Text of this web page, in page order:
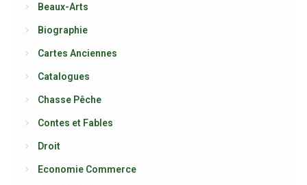
Beaux-Arts
Biographie
Cartes Anciennes
Catalogues
Chasse Pêche
Contes et Fables
Droit
Economie Commerce